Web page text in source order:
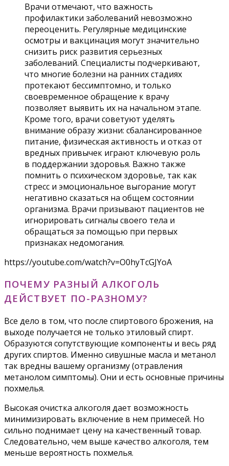
Врачи отмечают, что важность
профилактики заболеваний невозможно
переоценить. Регулярные медицинские
осмотры и вакцинация могут значительно
снизить риск развития серьезных
заболеваний. Специалисты подчеркивают,
что многие болезни на ранних стадиях
протекают бессимптомно, и только
своевременное обращение к врачу
позволяет выявить их на начальном этапе.
Кроме того, врачи советуют уделять
внимание образу жизни: сбалансированное
питание, физическая активность и отказ от
вредных привычек играют ключевую роль
в поддержании здоровья. Важно также
помнить о психическом здоровье, так как
стресс и эмоциональное выгорание могут
негативно сказаться на общем состоянии
организма. Врачи призывают пациентов не
игнорировать сигналы своего тела и
обращаться за помощью при первых
признаках недомогания.
https://youtube.com/watch?v=O0hyTcGJYoA
ПОЧЕМУ РАЗНЫЙ АЛКОГОЛЬ
ДЕЙСТВУЕТ ПО-РАЗНОМУ?
Все дело в том, что после спиртового брожения, на
выходе получается не только этиловый спирт.
Образуются сопутствующие компоненты и весь ряд
других спиртов. Именно сивушные масла и метанол
так вредны вашему организму (отравления
метанолом симптомы). Они и есть основные причины
похмелья.
Высокая очистка алкоголя дает возможность
минимизировать включение в нем примесей. Но
сильно поднимает цену на качественный товар.
Следовательно, чем выше качество алкоголя, тем
меньше вероятность похмелья.